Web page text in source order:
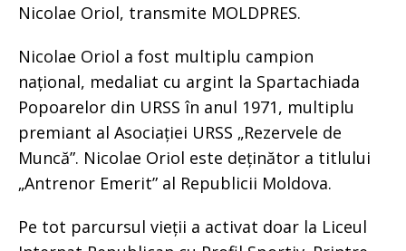
Nicolae Oriol, transmite MOLDPRES.
Nicolae Oriol a fost multiplu campion
național, medaliat cu argint la Spartachiada
Popoarelor din URSS în anul 1971, multiplu
premiant al Asociației URSS „Rezervele de
Muncă”. Nicolae Oriol este deținător a titlului
„Antrenor Emerit” al Republicii Moldova.
Pe tot parcursul vieții a activat doar la Liceul